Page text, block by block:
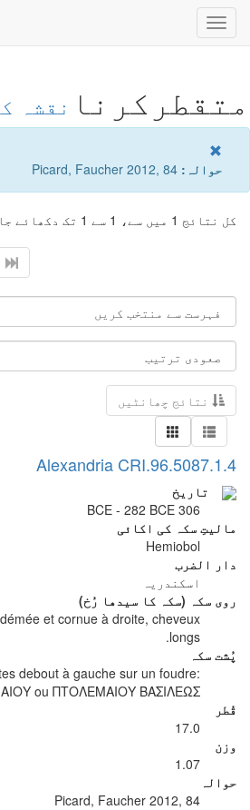
Toggle
navigation
متقطرکرنا نقشہ
حوالہ: Picard, Faucher 2012, 84
کل نتائج 1 میں سے، 1 سے 1 تک دکھائے جارہے ہیں
نتائج چھانٹیں
Alexandria CRI.96.5087.1.4
تاریخ
306 BCE - 282 BCE
مالیتِ سکہ کی اکائی
Hemiobol
دار الضرب
اسکندریہ
روی سکہ (سکہ کا سیدھا رُخ)
et cornue à droite, cheveux
longs.
پُشت سکہ
debout à gauche sur un foudre:
ou ΠΤΟΛΕΜΑΙΟΥ ΒΑΣΙΛΕΩΣ
قُطر
17.0
وزن
1.07
حوالہ
Picard, Faucher 2012, 84